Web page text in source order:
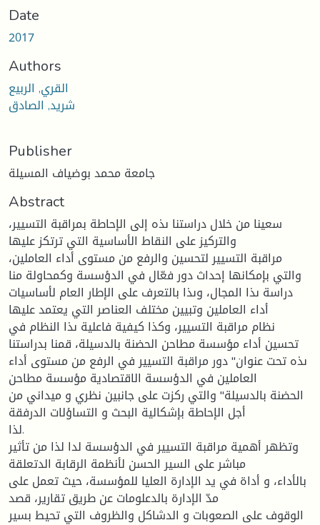
Date
2017
Authors
القري, الربيع
شريد, الصادق
Publisher
جامعة محمد بوضياف المسيلة
Abstract
سعينا من خلال دراستنا ىذه إلى الإحاطة بمراقبة التسيير،
والتركيز على النقاط الأساسية التي ترتكز عليها
مراقبة التسيير لتحسين والرفع من مستوى أداء العاملين،
والتي بإمكانها إحداث دور فعّال في الدؤسسة وكمحاولة منا
دراسة ىذا المجال، وىذا بالتعرف على الإطار العام لأساسيات
أداء العاملين وتبيين مختلف العناصر التي يعتمد عليها
نظام مراقبة التسيير، وكذا كيفية فاعلية ىذا النظام في
تحسين أداء مؤسسة مطاحن الحضنة بالدسيلة، قمنا بدراستنا
ىذه تحت عنوان" دور مراقبة التسيير في الرفع من مستوى أداء
العاملين في الدؤسسة الاقتصادية مؤسسة مطاحن
الحضنة بالدسيلة" والتي ركزت على جانبين نظري و ميداني من
أجل الإحاطة بإشكالية البحث و التساؤلات الدرفقة
لذا.
وتظهر أهمية مراقبة التسيير في الدؤسسة لدا لذا من تأثير
مباشر على السير الحسن لأنظمة الرقابة الدتعلقة
بالأداء، و أداة في يد الإدارة العليا للمؤسسة، حيث تعمل على
مدّ الإدارة بالدعلومات عن طريق تقارير، قصد
الوقوف على الصعوبات و الدشاكل والظروف التي تحيط بسير